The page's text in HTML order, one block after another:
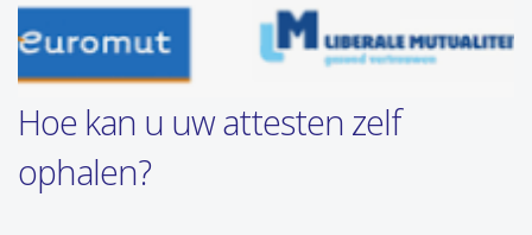
Hoe kan u uw attesten zelf
ophalen?